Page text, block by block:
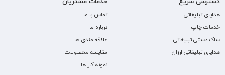
هدایای تبلیغاتی
خدمات چاپ
ساک دستی تبلیغاتی
هدایای تبلیغاتی ارزان
تماس با ما
درباره ما
علاقه مندی ها
مقایسه محصولات
نمونه کار ها